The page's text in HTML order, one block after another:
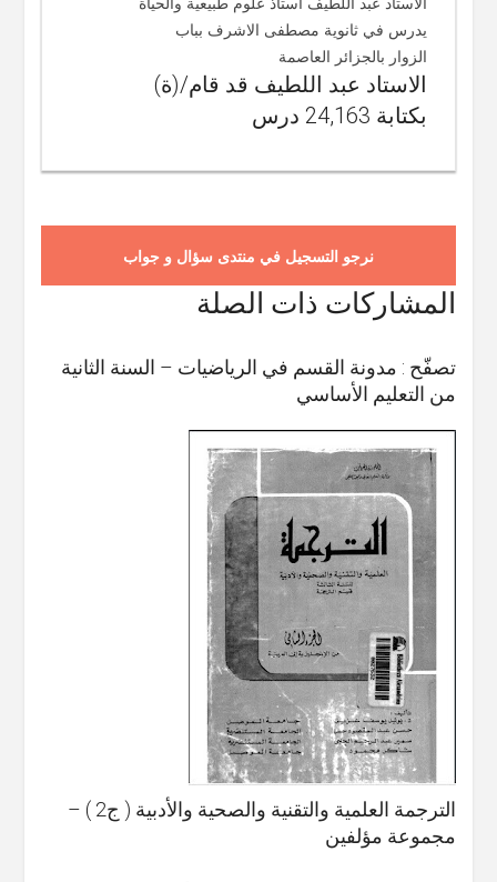
يدرس في ثانوية مصطفى الاشرف بباب
الزوار بالجزائر العاصمة
الاستاد عبد اللطيف قد قام/(ة)
بكتابة 24,163 درس
نرجو التسجيل في منتدى سؤال و جواب
المشاركات ذات الصلة
تصفّح : مدونة القسم في الرياضيات – السنة الثانية
من التعليم الأساسي
الترجمة العلمية والتقنية والصحية والأدبية ( ج2 ) –
مجموعة مؤلفين